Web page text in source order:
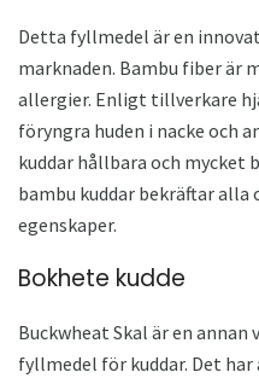
Detta fyllmedel är en
marknaden. Bambu fiber är
allergier. Enligt tillverkare
föryngra huden i nacke och
kuddar hållbara och mycket
bambu kuddar bekräftar alla
egenskaper.
Bokhete kudde
Buckwheat Skal är en
fyllmedel för kuddar. Det